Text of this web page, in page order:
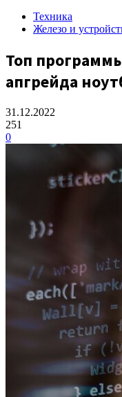
Техника
Железо и
Топ
апгрейда
31.12.2022
251
0